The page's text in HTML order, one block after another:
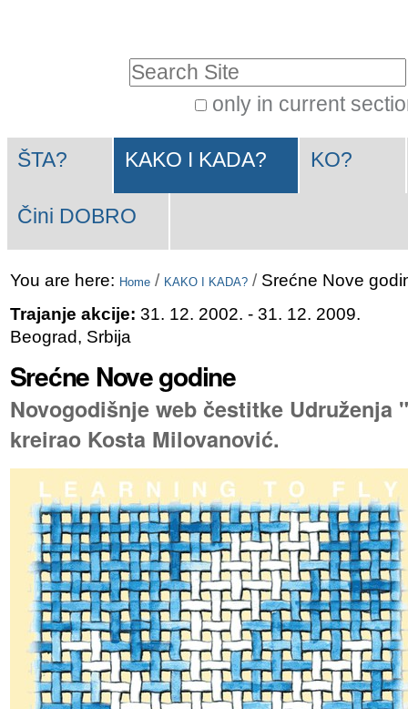
Skip
to
navigation
only in current
Search…
Navigation
ŠTA? KAKO I KADA? KO?
Čini DOBRO
You are here: Home / KAKO I KADA? / Srećne Nove
Trajanje akcije: 31. 12. 2002. - 31. 12. 2009.
Beograd, Srbija
Srećne Nove godine
Novogodišnje web čestitke Udruženja
kreirao Kosta Milovanović.